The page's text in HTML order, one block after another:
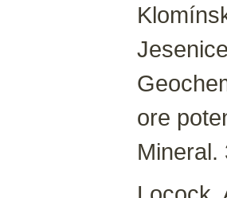
ore
Mineral.